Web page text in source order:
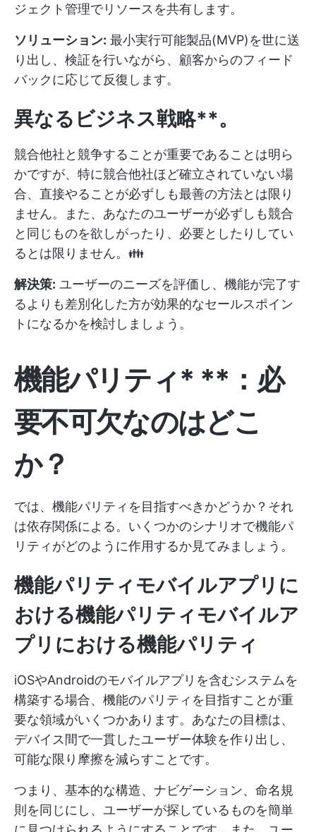
ジェクト管理でリソースを共有します。
ソリューション: 最小実行可能製品(MVP)を世に送
り出し、検証を行いながら、顧客からのフィード
バックに応じて反復します。
異なるビジネス戦略**。
競合他社と競争することが重要であることは明ら
かですが、特に競合他社ほど確立されていない場
合、直接やることが必ずしも最善の方法とは限り
ません。また、あなたのユーザーが必ずしも競合
と同じものを欲しがったり、必要としたりしてい
るとは限りません。👪
解決策: ユーザーのニーズを評価し、機能が完了す
るよりも差別化した方が効果的なセールスポイン
トになるかを検討しましょう。
機能パリティ* **：必
要不可欠なのはどこ
か？
では、機能パリティを目指すべきかどうか？それ
は依存関係による。いくつかのシナリオで機能パ
リティがどのように作用するか見てみましょう。
機能パリティ モバイルアプリ に
おける機能パリティ モバイルア
プリ における機能パリティ
iOSやAndroidのモバイルアプリを含むシステムを
構築する場合、機能のパリティを目指すことが重
要な領域がいくつかあります。あなたの目標は、
デバイス間で一貫したユーザー体験を作り出し、
可能な限り摩擦を減らすことです。
つまり、基本的な構造、ナビゲーション、命名規
則を同じにし、ユーザーが探しているものを簡単